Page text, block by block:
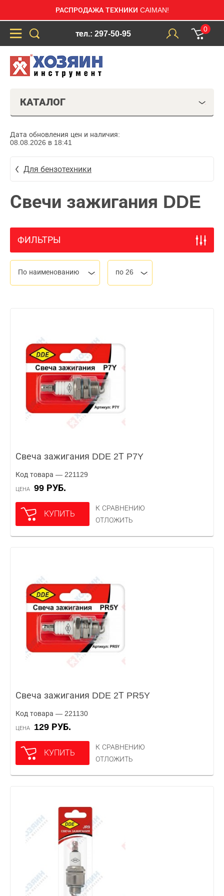
РАСПРОДАЖА ТЕХНИКИ CAIMAN!
тел.: 297-50-95
0
КАТАЛОГ
Дата обновления цен и наличия:
08.08.2026 в 18:41
Для бензотехники
Свечи зажигания DDE
ФИЛЬТРЫ
По наименованию по 26
Свеча зажигания DDE 2Т P7Y
Код товара — 221129
ЦЕНА 99 РУБ.
КУПИТЬ
К СРАВНЕНИЮ
ОТЛОЖИТЬ
Свеча зажигания DDE 2Т PR5Y
Код товара — 221130
ЦЕНА 129 РУБ.
КУПИТЬ
К СРАВНЕНИЮ
ОТЛОЖИТЬ